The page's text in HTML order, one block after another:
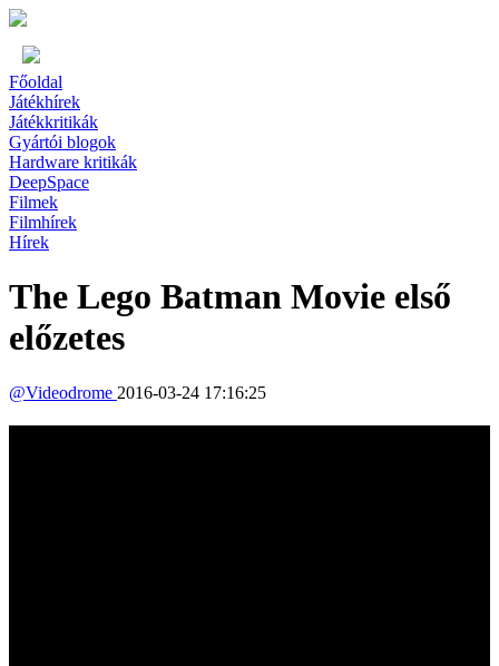
Főoldal
Játékhírek
Játékkritikák
Gyártói blogok
Hardware kritikák
DeepSpace
Filmek
Filmhírek
Hírek
The Lego Batman Movie első
előzetes
@Videodrome 2016-03-24 17:16:25